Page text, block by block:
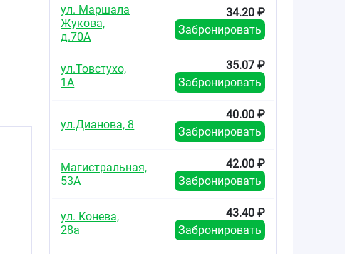
ул. Маршала
Жукова,
д.70А
34.20 ₽
Забронировать
ул.Товстухо,
1А
35.07 ₽
Забронировать
ул.Дианова, 8
40.00 ₽
Забронировать
Магистральная,
53А
42.00 ₽
Забронировать
ул. Конева,
28а
43.40 ₽
Забронировать